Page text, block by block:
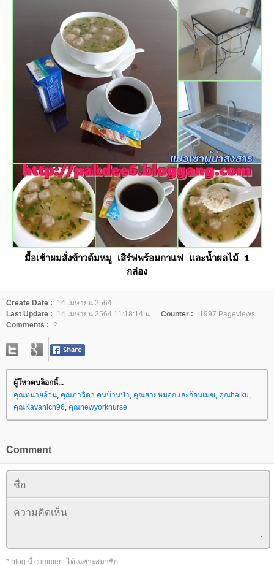
มื้อเช้าผมสั่งข้าวต้มหมู เสิร์ฟพร้อมกาแฟ และน้ำผลไม้ 1
กล่อง
Create Date :
14 เมษายน 2564
Last Update :
14 เมษายน 2564 11:18:14 น. Counter :
1997 Pageviews.
Comments : 2
ผู้โหวตบล็อกนี้...
คุณทนายอ้วน, คุณภาวิดา คนบ้านป่า, คุณสายหมอกและก้อนเมฆ, คุณhaiku,
คุณKavanich96, คุณnewyorknurse
Comment
* blog นี้ comment ได้เฉพาะสมาชิก